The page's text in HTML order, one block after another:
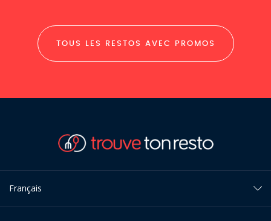
TOUS LES RESTOS AVEC PROMOS
Français